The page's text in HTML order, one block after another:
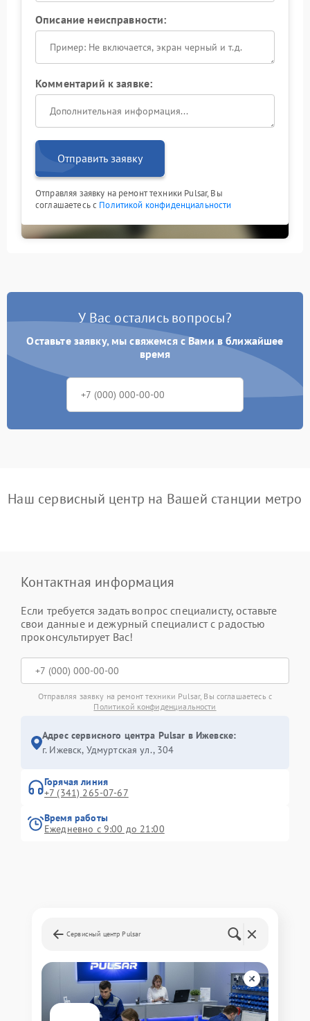
Описание неисправности:
Комментарий к заявке:
Отправить заявку
Отправляя заявку на ремонт техники Pulsar, Вы
соглашаетесь с Политикой конфиденциальности
У Вас остались вопросы?
Оставьте заявку, мы свяжемся с Вами в ближайшее
время
Наш сервисный центр на Вашей станции метро
Контактная информация
Если требуется задать вопрос специалисту, оставьте
свои данные и дежурный специалист с радостью
проконсультирует Вас!
Отправляя заявку на ремонт техники Pulsar, Вы соглашаетесь с
Политикой конфиденциальности
Адрес сервисного центра Pulsar в Ижевске:
г. Ижевск, Удмуртская ул., 304
Горячая линия
+7 (341) 265-07-67
Время работы
Ежедневно с 9:00 до 21:00
Сервисный центр Pulsar